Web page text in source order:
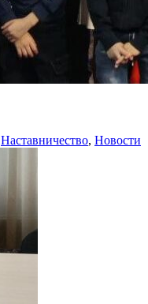
Наставничество, Новости